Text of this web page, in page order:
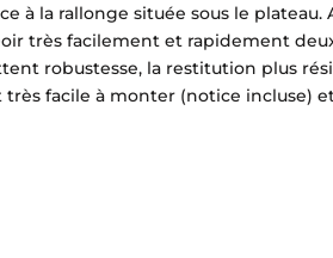
à la rallonge située sous le plateau.
très facilement et rapidement
robustesse, la restitution plus
facile à monter (notice incluse)